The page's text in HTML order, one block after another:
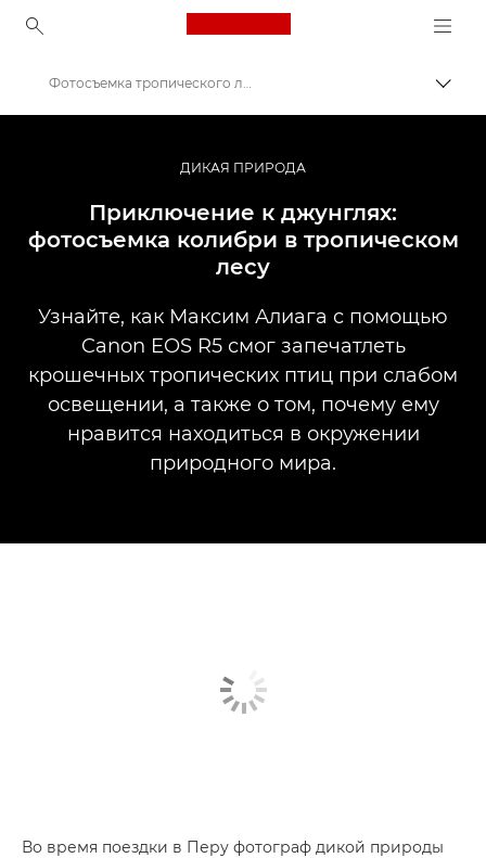
Canon Logo, back to
Профессиональная фото- и видеосъемка
Истории
Фотосъемка тропического леса
ДИКАЯ ПРИРОДА
Приключение к джунглях:
фотосъемка колибри в тропическом
лесу
Узнайте, как Максим Алиага с помощью
Canon EOS R5 смог запечатлеть
крошечных тропических птиц при слабом
освещении, а также о том, почему ему
нравится находиться в окружении
природного мира.
Во время поездки в Перу фотограф дикой природы